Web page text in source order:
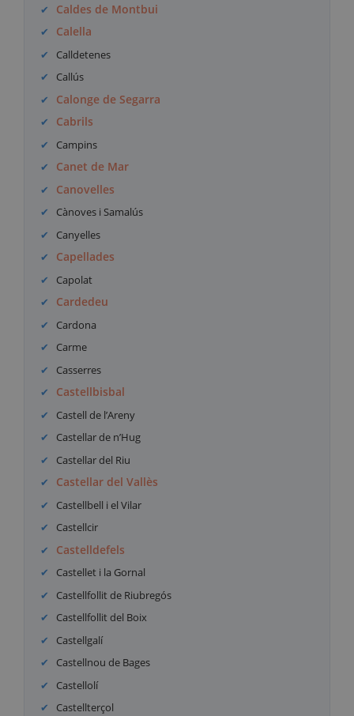
Caldes de Montbui
Calella
Calldetenes
Callús
Calonge de Segarra
Cabrils
Campins
Canet de Mar
Canovelles
Cànoves i Samalús
Canyelles
Capellades
Capolat
Cardedeu
Cardona
Carme
Casserres
Castellbisbal
Castell de l’Areny
Castellar de n’Hug
Castellar del Riu
Castellar del Vallès
Castellbell i el Vilar
Castellcir
Castelldefels
Castellet i la Gornal
Castellfollit de Riubregós
Castellfollit del Boix
Castellgalí
Castellnou de Bages
Castellolí
Castellterçol